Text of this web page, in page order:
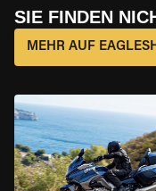
SIE FINDEN
MEHR AUF